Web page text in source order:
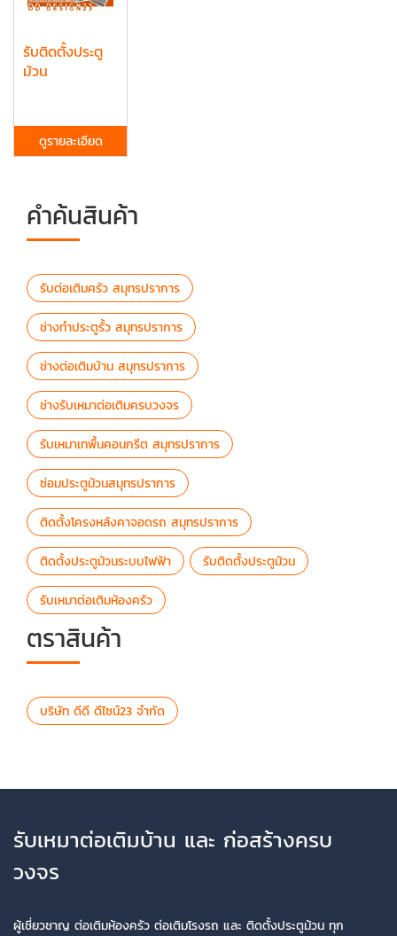
รับติดตั้งประตู
ม้วน
ดูรายละเอียด
คำค้นสินค้า
รับต่อเติมครัว สมุทรปราการ
ช่างทำประตูรั้ว สมุทรปราการ
ช่างต่อเติมบ้าน สมุทรปราการ
ช่างรับเหมาต่อเติมครบวงจร
รับเหมาเทพื้นคอนกรีต สมุทรปราการ
ซ่อมประตูม้วนสมุทรปราการ
ติดตั้งโครงหลังคาจอดรถ สมุทรปราการ
ติดตั้งประตูม้วนระบบไฟฟ้า รับติดตั้งประตูม้วน
รับเหมาต่อเติมห้องครัว
ตราสินค้า
บริษัท ดีดี ดีไซน์23 จำกัด
รับเหมาต่อเติมบ้าน และ ก่อสร้างครบ
วงจร
ผู้เชี่ยวชาญ ต่อเติมห้องครัว ต่อเติมโรงรถ และ ติดตั้งประตูม้วน ทุก